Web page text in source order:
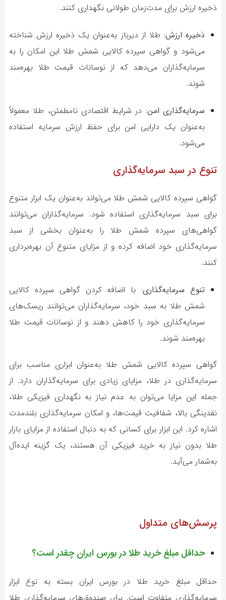
ذخیره ارزش برای مدت‌زمان طولانی نگهداری کنند.
ذخیره ارزش: طلا از دیرباز به‌عنوان یک ذخیره ارزش شناخته
می‌شود و گواهی سپرده کالایی شمش طلا این امکان را به
سرمایه‌گذاران می‌دهد که از نوسانات قیمت طلا بهره‌مند
شوند.
سرمایه‌گذاری امن: در شرایط اقتصادی نامطمئن، طلا معمولاً
به‌عنوان یک دارایی امن برای حفظ ارزش سرمایه استفاده
می‌شود.
تنوع در سبد سرمایه‌گذاری
گواهی سپرده کالایی شمش طلا می‌تواند به‌عنوان یک ابزار متنوع
برای سبد سرمایه‌گذاری استفاده شود. سرمایه‌گذاران می‌توانند
گواهی‌های سپرده شمش طلا را به‌عنوان بخشی از سبد
سرمایه‌گذاری خود اضافه کرده و از مزایای متنوع آن بهره‌برداری
کنند.
تنوع سرمایه‌گذاری:با اضافه کردن گواهی سپرده کالایی
شمش طلا به سبد خود، سرمایه‌گذاران می‌توانند ریسک‌های
سرمایه‌گذاری خود را کاهش دهند و از نوسانات قیمت طلا
بهره‌مند شوند.
گواهی سپرده کالایی شمش طلا به‌عنوان ابزاری مناسب برای
سرمایه‌گذاری در طلا، مزایای زیادی برای سرمایه‌گذاران دارد. از
جمله این مزایا می‌توان به عدم نیاز به نگهداری فیزیکی طلا،
نقدینگی بالا، شفافیت قیمت‌ها، و امکان سرمایه‌گذاری بلندمدت
اشاره کرد. این ابزار برای کسانی که به دنبال استفاده از مزایای بازار
طلا بدون نیاز به خرید فیزیکی آن هستند، یک گزینه ایده‌آل
به‌شمار می‌آید.
پرسش‌های متداول
حداقل مبلغ خرید طلا در بورس ایران چقدر است؟
حداقل مبلغ خرید طلا در بورس ایران بسته به نوع ابزار